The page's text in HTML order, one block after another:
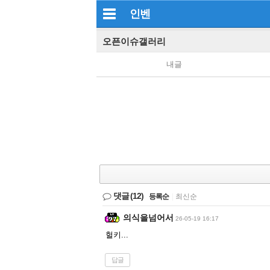
인벤
오픈이슈갤러리
내글
댓글(12) 등록순 최신순
의식을넘어서 26-05-19 16:17
헐키...
답글